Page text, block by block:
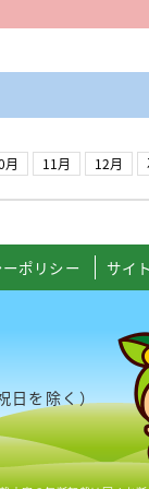
月 11月 12月
ポリシー サイ
日を除く）